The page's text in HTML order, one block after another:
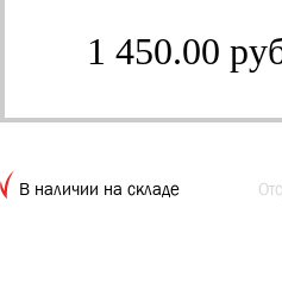
1 450.00
В наличии на складе